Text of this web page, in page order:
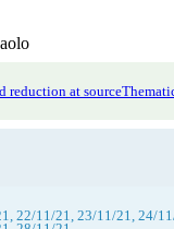
reduction at source
22/11/21, 23/11/21, 24/